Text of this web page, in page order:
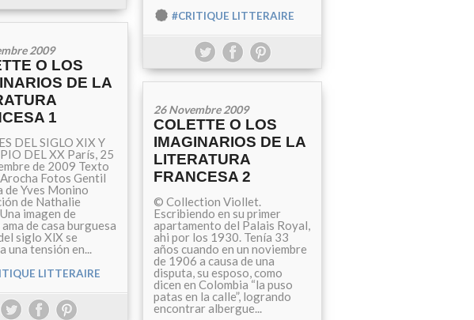
#CRITIQUE LITTERAIRE
2009
O LOS
DE LA
1
DEL SIGLO XIX Y
DEL XX París, 25
de 2009 Texto
Fotos Gentil
de Yves Monino
de Nathalie
imagen de
de casa burguesa
siglo XlX se
una tensión en...
LITTERAIRE
26 Novembre 2009
COLETTE O LOS
IMAGINARIOS DE LA
LITERATURA
FRANCESA 2
© Collection Viollet.
Escribiendo en su primer
apartamento del Palais Royal,
ahi por los 1930. Tenía 33
años cuando en un noviembre
de 1906 a causa de una
disputa, su esposo, como
dicen en Colombia “la puso
patas en la calle”, logrando
encontrar albergue...